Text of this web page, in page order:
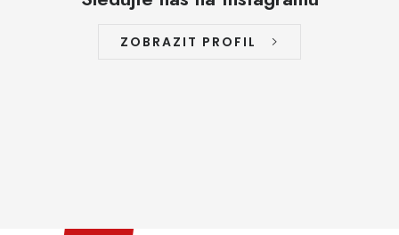
ZOBRAZIT PROFIL